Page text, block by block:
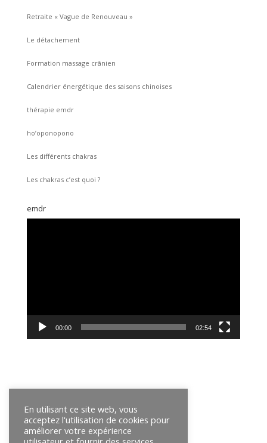
Retraite « Vague de Renouveau »
Le détachement
Formation massage crânien
Calendrier énergétique des saisons chinoises
thérapie emdr
ho’oponopono
Les différents chakras
Les chakras c’est quoi ?
emdr
00:00 02:54
En utilisant ce site web, vous
acceptez l'utilisation de cookies pour
améliorer votre expérience